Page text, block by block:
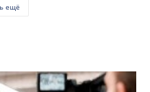
ещё